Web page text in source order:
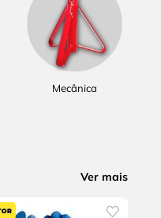
Mecânica
Ver mais